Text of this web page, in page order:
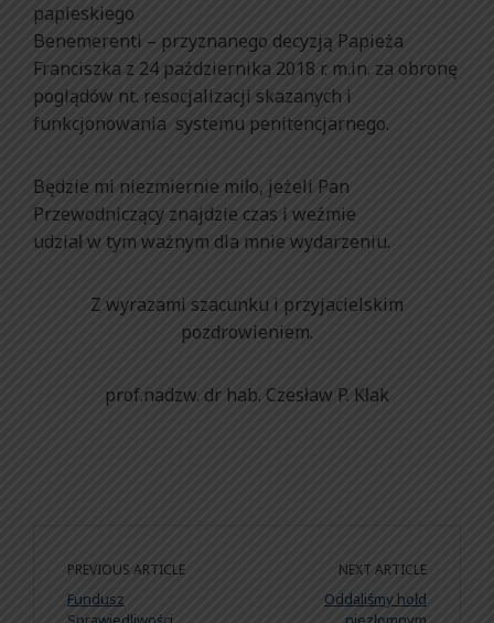
papieskiego
Benemerenti – przyznanego decyzją Papieża
Franciszka z 24 października 2018 r. m.in. za obronę
poglądów nt. resocjalizacji skazanych i
funkcjonowania systemu penitencjarnego.
Będzie mi niezmiernie miło, jeżeli Pan
Przewodniczący znajdzie czas i weźmie
udział w tym ważnym dla mnie wydarzeniu.
Z wyrazami szacunku i przyjacielskim
pozdrowieniem.
prof.nadzw. dr hab. Czesław P. Kłak
PREVIOUS ARTICLE
Fundusz
NEXT ARTICLE
Oddaliśmy hołd